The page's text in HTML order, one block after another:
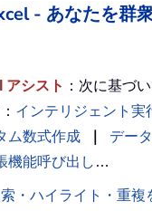
- あなたを群
アシスト ：次に基づ
インテリジェント実
ム数式作成
デー
機能呼び出し …
・ハイライト・重複